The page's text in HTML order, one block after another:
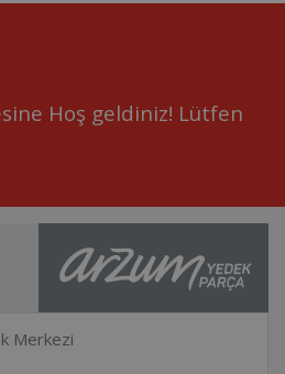
Hoş geldiniz! Lütfen
Merkezi